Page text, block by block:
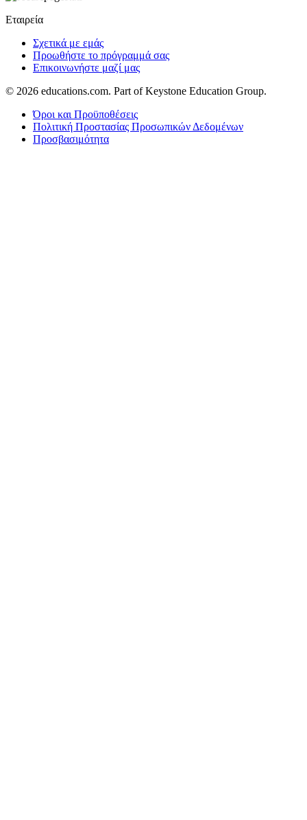
Εταιρεία
Σχετικά με εμάς
Προωθήστε το πρόγραμμά σας
Επικοινωνήστε μαζί μας
© 2026 educations.com. Part of Keystone Education Group.
Όροι και Προϋποθέσεις
Πολιτική Προστασίας Προσωπικών Δεδομένων
Προσβασιμότητα